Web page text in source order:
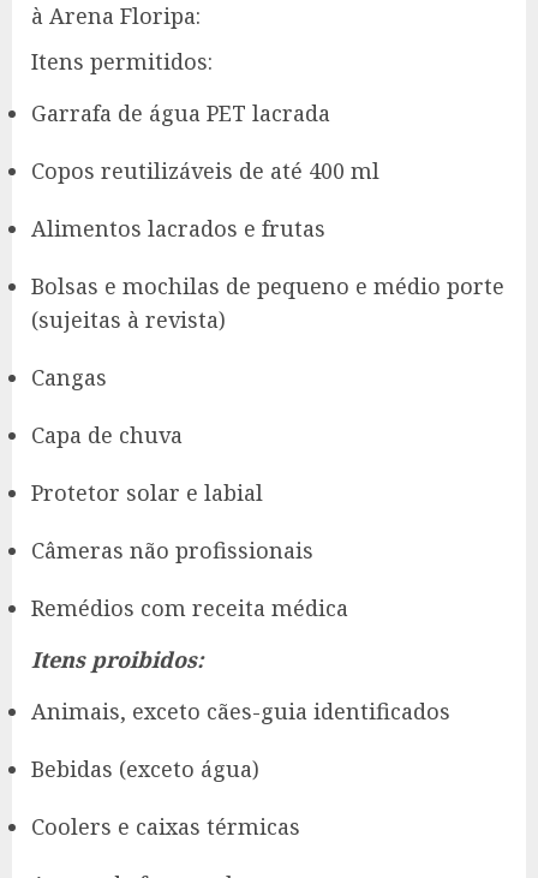
à Arena Floripa:
Itens permitidos:
Garrafa de água PET lacrada
Copos reutilizáveis de até 400 ml
Alimentos lacrados e frutas
Bolsas e mochilas de pequeno e médio porte
(sujeitas à revista)
Cangas
Capa de chuva
Protetor solar e labial
Câmeras não profissionais
Remédios com receita médica
Itens proibidos:
Animais, exceto cães-guia identificados
Bebidas (exceto água)
Coolers e caixas térmicas